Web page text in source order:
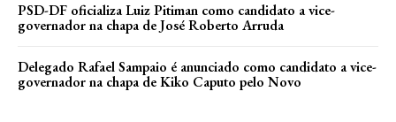
PSD-DF oficializa Luiz Pitiman como candidato a vice-
governador na chapa de José Roberto Arruda
Delegado Rafael Sampaio é anunciado como candidato a vice-
governador na chapa de Kiko Caputo pelo Novo